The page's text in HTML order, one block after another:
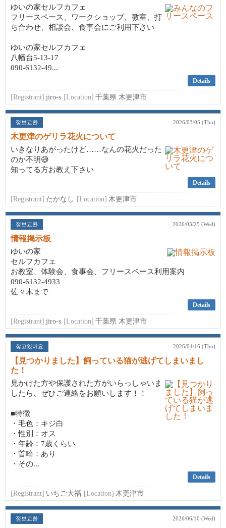
ゆいの家セルフカフェ
フリースペース、ワークショップ、教室、打
ち合わせ、相談会、食事会にご利用下さい
ゆいの家セルフカフェ
八幡台5-13-17
090-6132-49...
Details
[Registrant] jiro-s [Location] 千葉県 木更津市
정보교환 2026/03/05 (Thu)
木更津のゲリラ花火について
いきなりあがったけど……なんの花火だった
のか不明😅
知ってる方お教え下さい
Details
[Registrant] たかなし [Location] 木更津市
정보교환 2026/03/25 (Wed)
情報掲示板
ゆいの家
セルフカフェ
お教室、体験会、食事会、フリースペース利用案内
090-6132-4933
佐々木まで
Details
[Registrant] jiro-s [Location] 千葉県 木更津市
찾고있어요 2026/04/16 (Thu)
【見つかりました】飼っている猫が逃げてしまいまし
た！
見かけた方や保護された方がいらっしゃいま
したら、ぜひご連絡をお願いします！！
■特徴
・毛色：キジ白
・性別：オス
・年齢：7歳くらい
・首輪：あり
・その...
Details
[Registrant] いちご大福 [Location] 木更津市
정보교환 2026/06/10 (Wed)